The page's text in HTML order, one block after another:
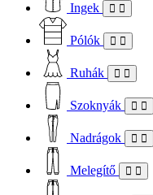
Ingek
Pólók
Ruhák
Szoknyák
Nadrágok
Melegítő